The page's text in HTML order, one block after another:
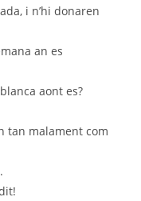
i n’hi donaren
an es
aont es?
tan malament com